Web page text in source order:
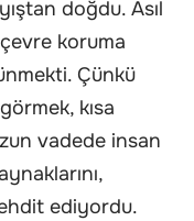
doğdu. Asıl
koruma
Çünkü
kısa
vadede insan
ediyordu.